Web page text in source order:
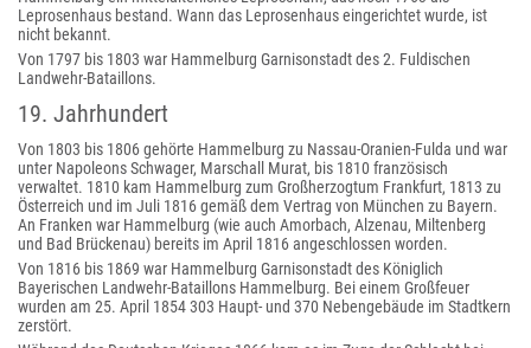
Leprosenhaus bestand. Wann das Leprosenhaus eingerichtet wurde, ist
nicht bekannt.
Von 1797 bis 1803 war Hammelburg Garnisonstadt des 2. Fuldischen
Landwehr-Bataillons.
19. Jahrhundert
Von 1803 bis 1806 gehörte Hammelburg zu Nassau-Oranien-Fulda und war
unter Napoleons Schwager, Marschall Murat, bis 1810 französisch
verwaltet. 1810 kam Hammelburg zum Großherzogtum Frankfurt, 1813 zu
Österreich und im Juli 1816 gemäß dem Vertrag von München zu Bayern.
An Franken war Hammelburg (wie auch Amorbach, Alzenau, Miltenberg
und Bad Brückenau) bereits im April 1816 angeschlossen worden.
Von 1816 bis 1869 war Hammelburg Garnisonstadt des Königlich
Bayerischen Landwehr-Bataillons Hammelburg. Bei einem Großfeuer
wurden am 25. April 1854 303 Haupt- und 370 Nebengebäude im Stadtkern
zerstört.